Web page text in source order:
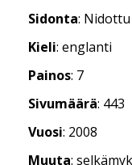
Sidonta:
Kieli: englanti
Painos: 7
Sivumäärä: 443
Vuosi: 2008
Muuta: